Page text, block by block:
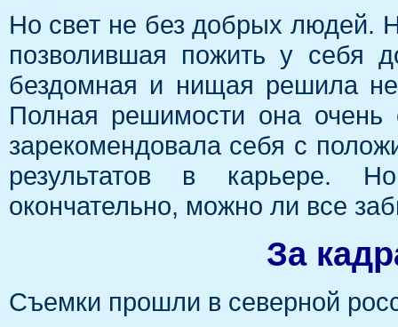
Но свет не без добрых
позволившая пожить у себя
бездомная и нищая решила
Полная решимости она очень
зарекомендовала себя с
результатов в карьере.
окончательно, можно ли все
За
Съемки прошли в северной